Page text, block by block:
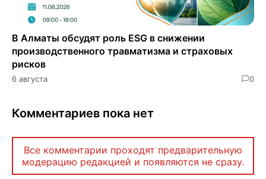
В Алматы обсудят роль ESG в снижении
производственного травматизма и страховых
рисков
6 августа 0
Комментариев пока нет
Все комментарии проходят предварительную
модерацию редакцией и появляются не сразу.